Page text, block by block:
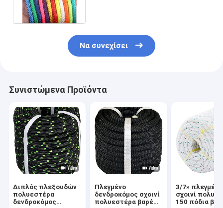
Να συνεχίσει
Συνιστώμενα Προϊόντα
Διπλός πλεξουδών
πολυεστέρα
δενδροκόμος
Πλεγμένο
δενδροκόμος σχοινί
πολυεστέρα βαρέων
3/7» πλεγμένο
σχοινί
150 πόδια